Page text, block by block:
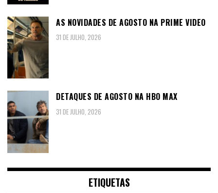
AS NOVIDADES DE AGOSTO NA PRIME VIDEO
31 DE JULHO, 2026
DETAQUES DE AGOSTO NA HBO MAX
31 DE JULHO, 2026
ETIQUETAS